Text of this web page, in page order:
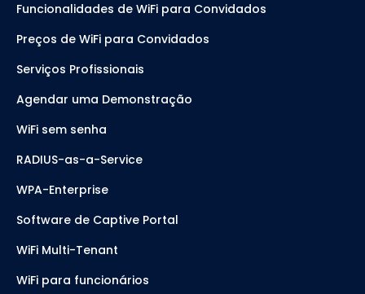
Funcionalidades de WiFi para Convidados
Preços de WiFi para Convidados
Serviços Profissionais
Agendar uma Demonstração
WiFi sem senha
RADIUS-as-a-Service
WPA-Enterprise
Software de Captive Portal
WiFi Multi-Tenant
WiFi para funcionários